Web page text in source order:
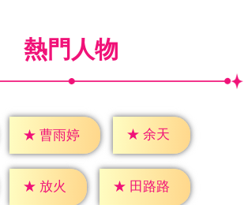
熱門人物
★ 曹雨婷 ★ 余天
★ 放火 ★ 田路路